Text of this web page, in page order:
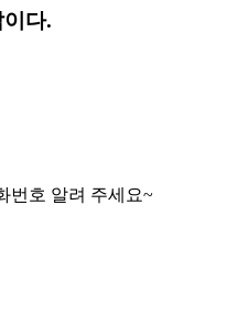
다.
번호 알려 주세요~